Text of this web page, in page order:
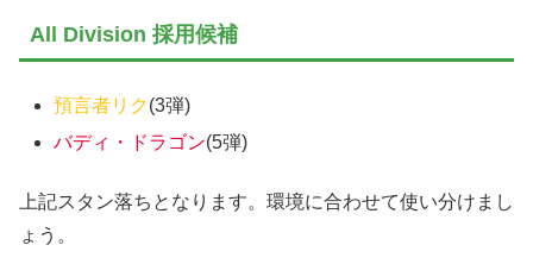
All Division 採用候補
預言者リク(3弾)
バディ・ドラゴン(5弾)
上記スタン落ちとなります。環境に合わせて使い分けまし
ょう。